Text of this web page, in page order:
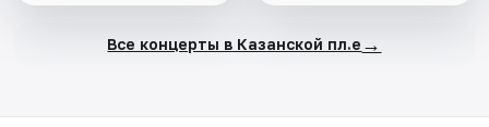
Все концерты в Казанской пл.е →